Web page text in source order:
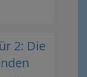
2: Die